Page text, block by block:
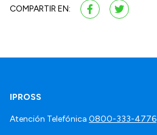
COMPARTIR EN:
IPROSS
Atención Telefónica 0800-333-4776